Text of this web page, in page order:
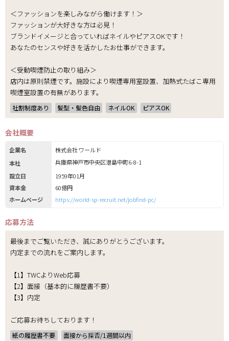
＜ファッションを楽しみながら働けます！＞
ファッションが大好きな方は必見！
ブランドイメージと合っていればネイルやピアスOKです！
あなたのセンスや好きを活かしたお仕事ができます。
＜受動喫煙防止の取り組み＞
店内は原則禁煙です。施設により喫煙専用室設置、加熱式たばこ専用
喫煙室設置の有無があります。
社割制度あり 髪型・髪色自由 ネイルOK ピアスOK
会社概要
企業名
株式会社 ワールド
本社
兵庫県神戸市中央区港島中町6-8-1
設立日
1959年01月
資本金
60億円
ホームページ
https://world-sp-recruit.net/jobfind-pc/
応募方法
最後までご覧いただき、誠にありがとうございます。
内定までの流れをご案内します。
【1】TWCよりWeb応募
【2】面接（基本的に履歴書不要）
【3】内定
ご応募お待ちしております！
紙の履歴書不要 面接から採否/1週間以内